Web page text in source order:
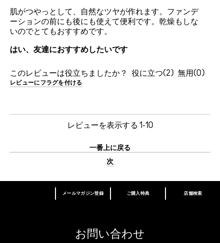
肌がつやっとして、自然なツヤが作れます。ファンデ
ーションの前にも後にも使えて便利です。乾燥もしな
いのでとてもおすすめです。
はい、友達におすすめしたいです
このレビューは役立ちましたか？ 2 0
レビューにフラグを付ける
レビューを表示する 1-10
一番上に戻る
次
あなたはM･A･Cラバー ロイヤリティ プログ
登録後の初回購入時に10%OFF
メールマガジン登録 ご購入特典 店舗検索
お問い合わせ